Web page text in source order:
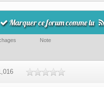
Marquer ce forum comme lu
Note